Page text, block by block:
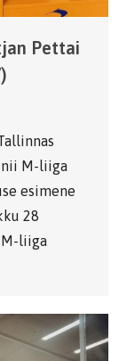
Pettai
nii M-liiga
esimene
28
liiga